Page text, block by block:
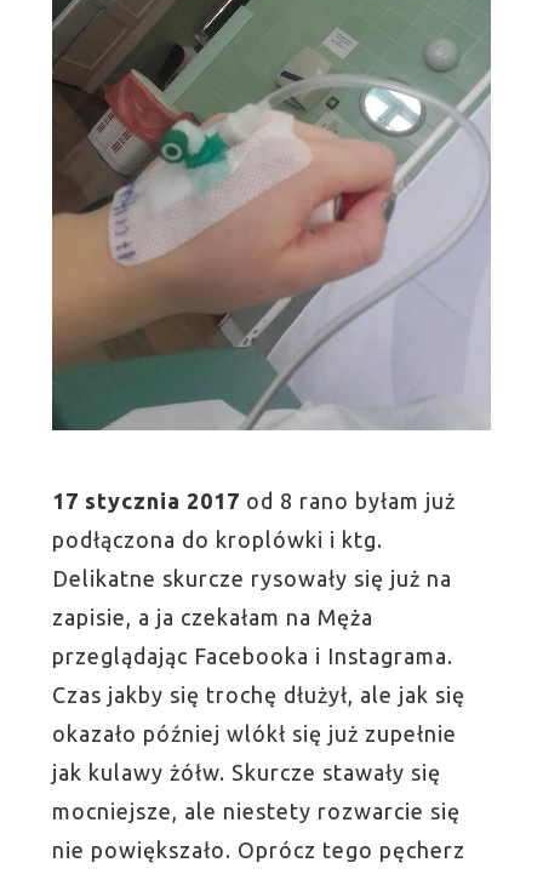
17 stycznia 2017 od 8 rano byłam już
podłączona do kroplówki i ktg.
Delikatne skurcze rysowały się już na
zapisie, a ja czekałam na Męża
przeglądając Facebooka i Instagrama.
Czas jakby się trochę dłużył, ale jak się
okazało później wlókł się już zupełnie
jak kulawy żółw. Skurcze stawały się
mocniejsze, ale niestety rozwarcie się
nie powiększało. Oprócz tego pęcherz